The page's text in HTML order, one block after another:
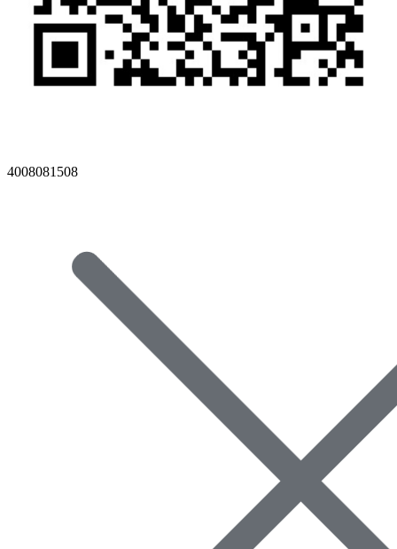
4008081508